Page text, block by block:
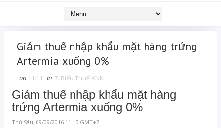
Giảm thuế nhập khẩu mặt hàng trứng
Artermia xuống 0%
on 11:11 in 7. Biểu Thuế XNK
Giảm thuế nhập khẩu mặt hàng
trứng Artermia xuống 0%
Thứ Sáu, 09/09/2016 11:15 GMT+7